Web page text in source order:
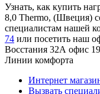
Узнать, как купить
8,0 Thermo, (Швеция)
специалистам нашей
74 или посетить наш
Восстания 32А офис
Линии комфорта
Интернет
Вызвать